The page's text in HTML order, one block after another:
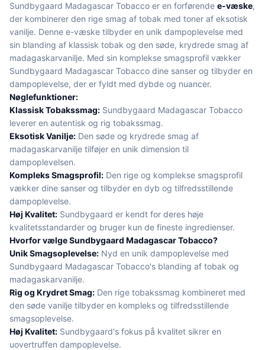
Sundbygaard Madagascar Tobacco er en forførende e-væske,
der kombinerer den rige smag af tobak med toner af eksotisk
vanilje. Denne e-væske tilbyder en unik dampoplevelse med
sin blanding af klassisk tobak og den søde, krydrede smag af
madagaskarvanilje. Med sin komplekse smagsprofil vækker
Sundbygaard Madagascar Tobacco dine sanser og tilbyder en
dampoplevelse, der er fyldt med dybde og nuancer.
Nøglefunktioner:
Klassisk Tobakssmag: Sundbygaard Madagascar Tobacco
leverer en autentisk og rig tobakssmag.
Eksotisk Vanilje: Den søde og krydrede smag af
madagaskarvanilje tilføjer en unik dimension til
dampoplevelsen.
Kompleks Smagsprofil: Den rige og komplekse smagsprofil
vækker dine sanser og tilbyder en dyb og tilfredsstillende
dampoplevelse.
Høj Kvalitet: Sundbygaard er kendt for deres høje
kvalitetsstandarder og bruger kun de fineste ingredienser.
Hvorfor vælge Sundbygaard Madagascar Tobacco?
Unik Smagsoplevelse: Nyd en unik dampoplevelse med
Sundbygaard Madagascar Tobacco's blanding af tobak og
madagaskarvanilje.
Rig og Krydret Smag: Den rige tobakssmag kombineret med
den søde vanilje tilbyder en kompleks og tilfredsstillende
smagsoplevelse.
Høj Kvalitet: Sundbygaard's fokus på kvalitet sikrer en
uovertruffen dampoplevelse.